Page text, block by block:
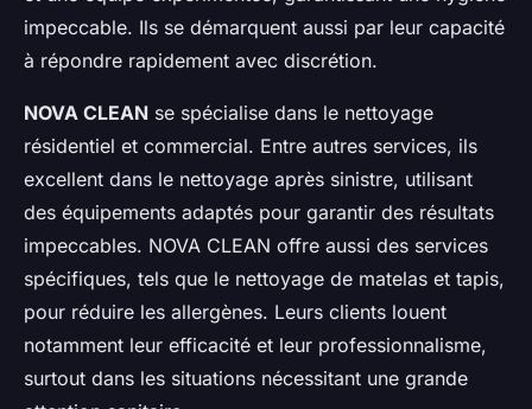
impeccable. Ils se démarquent aussi par leur capacité
à répondre rapidement avec discrétion.
NOVA CLEAN se spécialise dans le nettoyage
résidentiel et commercial. Entre autres services, ils
excellent dans le nettoyage après sinistre, utilisant
des équipements adaptés pour garantir des résultats
impeccables. NOVA CLEAN offre aussi des services
spécifiques, tels que le nettoyage de matelas et tapis,
pour réduire les allergènes. Leurs clients louent
notamment leur efficacité et leur professionnalisme,
surtout dans les situations nécessitant une grande